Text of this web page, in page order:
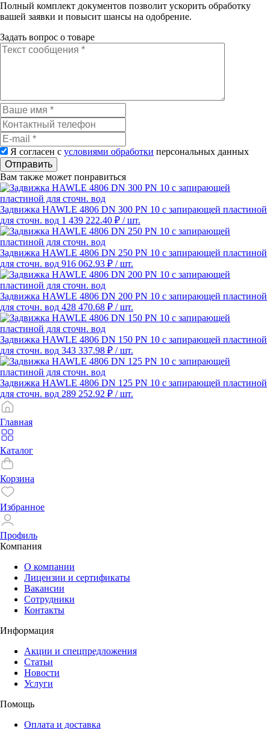
Полный комплект документов позволит ускорить обработку
вашей заявки и повысит шансы на одобрение.
Задать вопрос о товаре
Я согласен с условиями обработки персональных данных
Отправить
Вам также может понравиться
Задвижка HAWLE 4806 DN 300 PN 10 с запирающей пластиной
для сточн. вод 1 439 222.40 ₽ / шт.
Задвижка HAWLE 4806 DN 250 PN 10 с запирающей пластиной
для сточн. вод 916 062.93 ₽ / шт.
Задвижка HAWLE 4806 DN 200 PN 10 с запирающей пластиной
для сточн. вод 428 470.68 ₽ / шт.
Задвижка HAWLE 4806 DN 150 PN 10 с запирающей пластиной
для сточн. вод 343 337.98 ₽ / шт.
Задвижка HAWLE 4806 DN 125 PN 10 с запирающей пластиной
для сточн. вод 289 252.92 ₽ / шт.
Главная
Каталог
Корзина
Избранное
Профиль
Компания
О компании
Лицензии и сертификаты
Вакансии
Сотрудники
Контакты
Информация
Акции и спецпредложения
Статьи
Новости
Услуги
Помощь
Оплата и доставка